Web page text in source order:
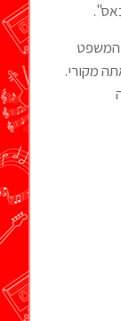
המשפט
מקורי.